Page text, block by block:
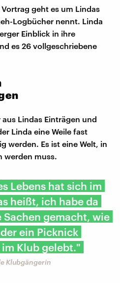
geht es um Lindas
Logbücher nennt. Linda
Einblick in ihre
es 26 vollgeschriebene
Lindas Einträgen und
Linda eine Weile fast
werden. Es ist eine Welt, in
werden muss.
Lebens hat sich im
heißt, ich habe da
gemacht, wie
ein Picknick
Klub gelebt."
Klubgängerin